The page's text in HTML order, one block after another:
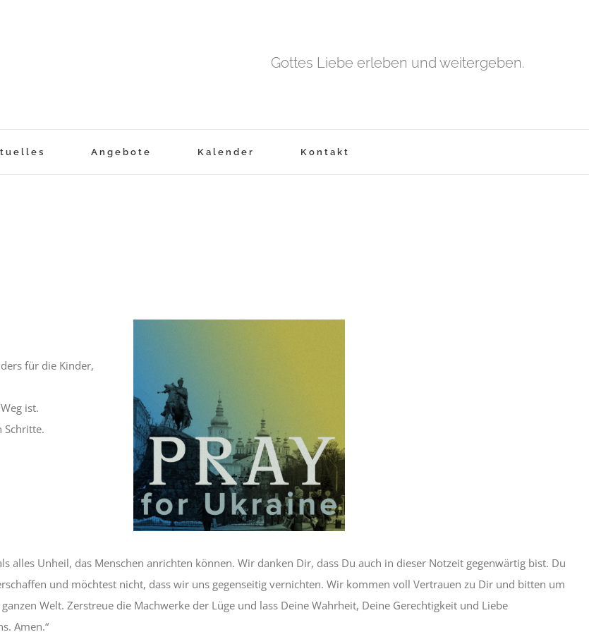
Gottes Liebe erleben und weitergeben.
Angebote Kalender Kontakt
für die Kinder,
ist.
Schritte.
alles Unheil, das Menschen anrichten können. Wir danken Dir, dass Du auch in dieser Notzeit gegenwärtig bist. Du
und möchtest nicht, dass wir uns gegenseitig vernichten. Wir kommen voll Vertrauen zu Dir und bitten um
Welt. Zerstreue die Machwerke der Lüge und lass Deine Wahrheit, Deine Gerechtigkeit und Liebe
Amen.“